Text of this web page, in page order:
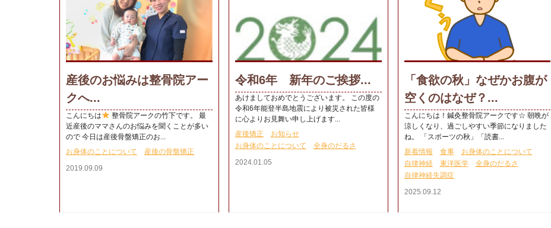
産後のお悩みは整骨院アー
クへ...
こんにちは
整骨院アークの竹下です。 最
近産後のママさんのお悩みを聞くことが多い
ので 今日は産後骨盤矯正のお...
お身体のことについて
産後の骨盤矯正
2019.09.09
令和6年 新年のご挨拶...
あけましておめでとうございます。 この度の
令和6年能登半島地震により被災された皆様
に心よりお見舞い申し上げます...
産後矯正
お知らせ
お身体のことについて
全身のだるさ
2024.01.05
「食欲の秋」なぜかお腹が
空くのはなぜ？...
こんにちは！鍼灸整骨院アークです☆ 朝晩が
涼しくなり、過ごしやすい季節になりました
ね。 「スポーツの秋」「読書...
新着情報
食事
お身体のことについて
自律神経
東洋医学
全身のだるさ
自律神経失調症
2025.09.12